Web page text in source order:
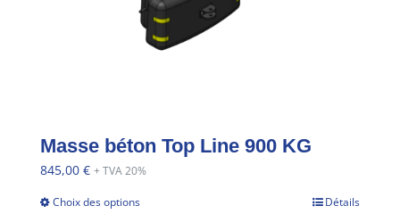
Masse béton Top Line 900 KG
845,00 € + TVA 20%
Choix des options Détails